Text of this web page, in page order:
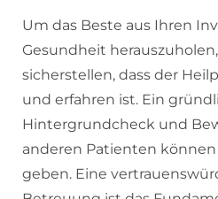
Um das Beste aus Ihren
Gesundheit
sicherstellen, dass der
und erfahren ist. Ein
Hintergrundcheck und
anderen Patienten
geben. Eine